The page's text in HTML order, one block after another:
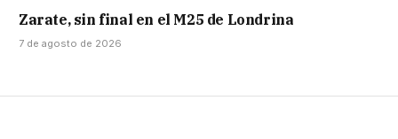
Zarate, sin final en el M25 de Londrina
7 de agosto de 2026